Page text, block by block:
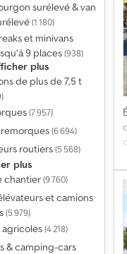
surélevé & van
(1 180)
et minivans
9 places(938)
plus
de plus de 7,5 t
(7 957)
(6 694)
routiers(5 568)
plus
chantier(9 760)
et camions
(5 979)
agricoles(4 218)
& camping-cars